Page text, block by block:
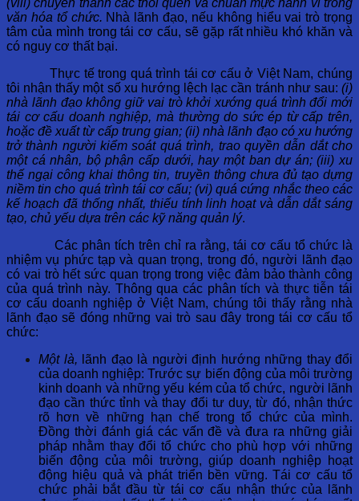
(viii) chuyển thành các thói quen và chuẩn mực hành vi trong
văn hóa tổ chức. Nhà lãnh đạo, nếu không hiểu vai trò trọng
tâm của mình trong tái cơ cấu, sẽ gặp rất nhiều khó khăn và
có nguy cơ thất bại.
Thực tế trong quá trình tái cơ cấu ở Việt Nam, chúng
tôi nhận thấy một số xu hướng lệch lạc cần tránh như sau: (i)
nhà lãnh đạo không giữ vai trò khởi xướng quá trình đổi mới
tái cơ cấu doanh nghiệp, mà thường do sức ép từ cấp trên,
hoặc đề xuất từ cấp trung gian; (ii) nhà lãnh đạo có xu hướng
trở thành người kiểm soát quá trình, trao quyền dẫn dắt cho
một cá nhân, bộ phận cấp dưới, hay một ban dự án; (iii) xu
thế ngại công khai thông tin, truyền thông chưa đủ tạo dựng
niềm tin cho quá trình tái cơ cấu; (vi) quá cứng nhắc theo các
kế hoạch đã thống nhất, thiếu tính linh hoạt và dẫn dắt sáng
tạo, chủ yếu dựa trên các kỹ năng quản lý.
Các phân tích trên chỉ ra rằng, tái cơ cấu tổ chức là
nhiệm vụ phức tạp và quan trọng, trong đó, người lãnh đạo
có vai trò hết sức quan trọng trong việc đảm bảo thành công
của quá trình này. Thông qua các phân tích và thực tiễn tái
cơ cấu doanh nghiệp ở Việt Nam, chúng tôi thấy rằng nhà
lãnh đạo sẽ đóng những vai trò sau đây trong tái cơ cấu tổ
chức:
Một là, lãnh đạo là người định hướng những thay đổi
của doanh nghiệp: Trước sự biến động của môi trường
kinh doanh và những yếu kém của tổ chức, người lãnh
đạo cần thức tỉnh và thay đổi tư duy, từ đó, nhận thức
rõ hơn về những hạn chế trong tổ chức của mình.
Đồng thời đánh giá các vấn đề và đưa ra những giải
pháp nhằm thay đổi tổ chức cho phù hợp với những
biến động của môi trường, giúp doanh nghiệp hoạt
động hiệu quả và phát triển bền vững. Tái cơ cấu tổ
chức phải bắt đầu từ tái cơ cấu nhận thức của lãnh